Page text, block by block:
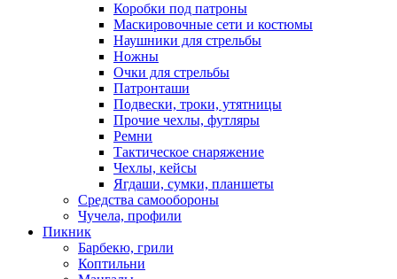
Коробки под патроны
Маскировочные сети и костюмы
Наушники для стрельбы
Ножны
Очки для стрельбы
Патронташи
Подвески, троки, утятницы
Прочие чехлы, футляры
Ремни
Тактическое снаряжение
Чехлы, кейсы
Ягдаши, сумки, планшеты
Средства самообороны
Чучела, профили
Пикник
Барбекю, грили
Коптильни